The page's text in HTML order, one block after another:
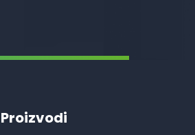
Proizvodi